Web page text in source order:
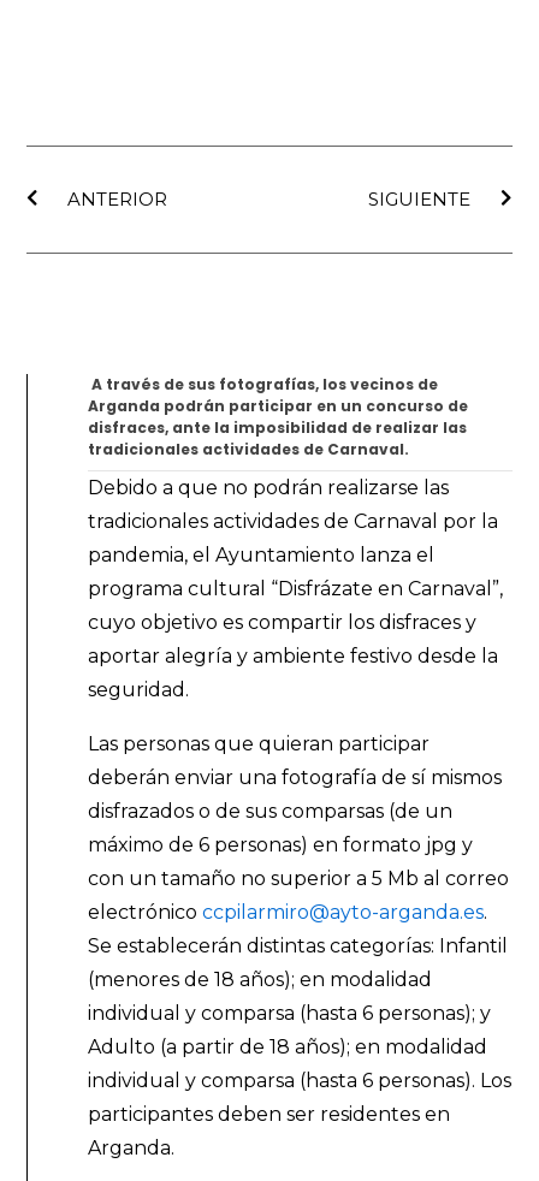
ANTERIOR
SIGUIENTE
A través de sus fotografías, los vecinos de
Arganda podrán participar en un concurso de
disfraces, ante la imposibilidad de realizar las
tradicionales actividades de Carnaval.
Debido a que no podrán realizarse las
tradicionales actividades de Carnaval por la
pandemia, el Ayuntamiento lanza el
programa cultural “Disfrázate en Carnaval”,
cuyo objetivo es compartir los disfraces y
aportar alegría y ambiente festivo desde la
seguridad.
Las personas que quieran participar
deberán enviar una fotografía de sí mismos
disfrazados o de sus comparsas (de un
máximo de 6 personas) en formato jpg y
con un tamaño no superior a 5 Mb al correo
electrónicoccpilarmiro@ayto-arganda.es.
Se establecerán distintas categorías: Infantil
(menores de 18 años); en modalidad
individual y comparsa (hasta 6 personas); y
Adulto (a partir de 18 años); en modalidad
individual y comparsa (hasta 6 personas). Los
participantes deben ser residentes en
Arganda.